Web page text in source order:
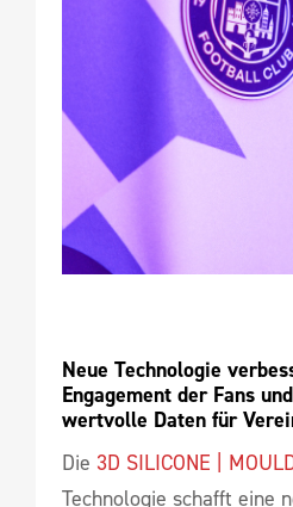
Neue Technologie
Engagement der Fans
wertvolle Daten für
Die 3D SILICONE |
Technologie schafft eine